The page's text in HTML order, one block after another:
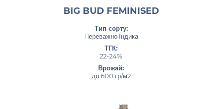
BIG BUD FEMINISED
Тип сорту:
Переважно Індика
ТГК:
22-24%
Врожай:
до 600 гр/м2